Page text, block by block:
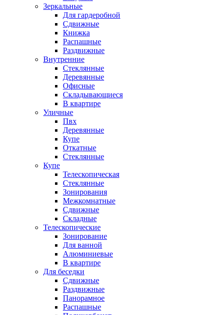
Зеркальные
Для гардеробной
Сдвижные
Книжка
Распашные
Раздвижные
Внутренние
Стеклянные
Деревянные
Офисные
Складывающиеся
В квартире
Уличные
Пвх
Деревянные
Купе
Откатные
Стеклянные
Купе
Телескопическая
Стеклянные
Зонирования
Межкомнатные
Сдвижные
Складные
Телескопические
Зонирование
Для ванной
Алюминиевые
В квартире
Для беседки
Сдвижные
Раздвижные
Панорамное
Распашные